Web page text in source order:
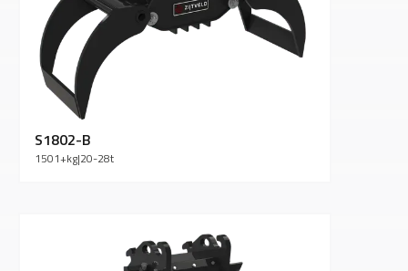
S1802-B
1501+kg|20-28t